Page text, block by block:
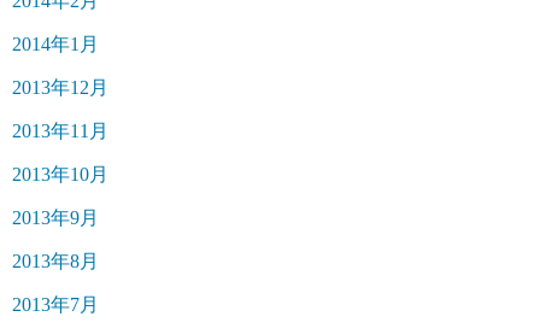
2014年1月
2013年12月
2013年11月
2013年10月
2013年9月
2013年8月
2013年7月